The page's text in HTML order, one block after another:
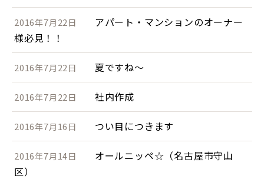
2016年7月22日
アパート・マンションのオーナー
様必見！！
2016年7月22日 夏ですね～
2016年7月22日 社内作成
2016年7月16日 つい目につきます
2016年7月14日
オールニッペ☆（名古屋市守山
区）